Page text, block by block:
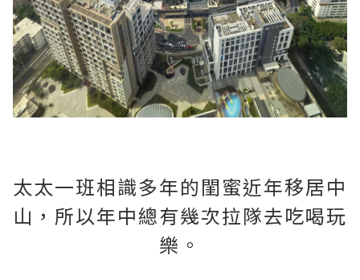
太太一班相識多年的閨蜜近年移居中
山，所以年中總有幾次拉隊去吃喝玩
樂。